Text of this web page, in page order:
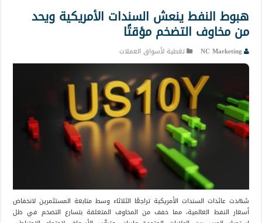
هبوط النفط ينعش السندات الأمريكية ويحد
من مخاوف التضخم مؤقتًا
NC Marketing تغطية لأسواق العملات
شهدت عائدات السندات الأمريكية تراجعًا الثلاثاء وسط متابعة المستثمرين لانخفاض
أسعار النفط العالمية، مما خفف من المخاوف المتعلقة بتسارع التضخم في ظل